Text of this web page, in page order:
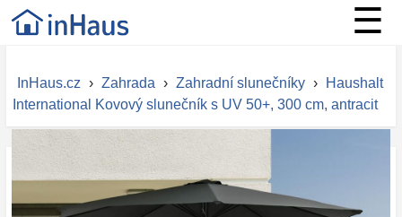
☰
InHaus.cz › Zahrada › Zahradní slunečníky ›
Haushalt
International Kovový slunečník s UV 50+, 300 cm, antracit